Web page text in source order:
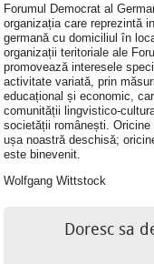
Forumul Democrat al
organizația care reprezintă
germană cu domiciliul în
organizații teritoriale ale
promovează interesele
activitate variată, prin
educațional și economic,
comunității lingvistico-
societății românești.
ușa noastră deschisă;
este binevenit.
Wolfgang Wittstock
Doresc sa